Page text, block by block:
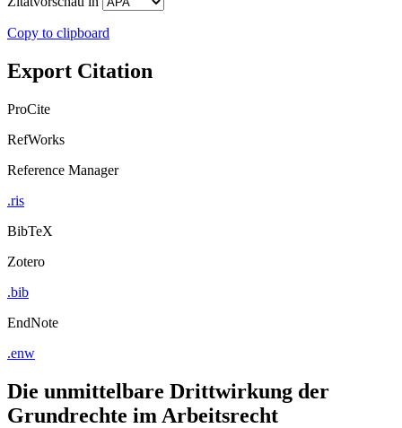
Copy to clipboard
Export Citation
ProCite
RefWorks
Reference Manager
.ris
BibTeX
Zotero
.bib
EndNote
.enw
Die unmittelbare Drittwirkung der
Grundrechte im Arbeitsrecht